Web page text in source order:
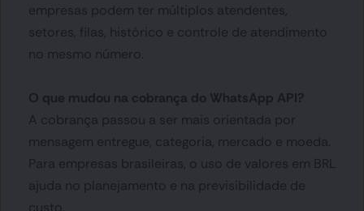
empresas podem ter múltiplos atendentes,
setores, filas, histórico e controle de atendimento
no mesmo número.
O que mudou na cobrança do WhatsApp API?
A cobrança passou a ser mais orientada por
mensagem entregue, categoria, mercado e moeda.
Para empresas brasileiras, o uso de valores em BRL
ajuda no planejamento e na previsibilidade de
custo.